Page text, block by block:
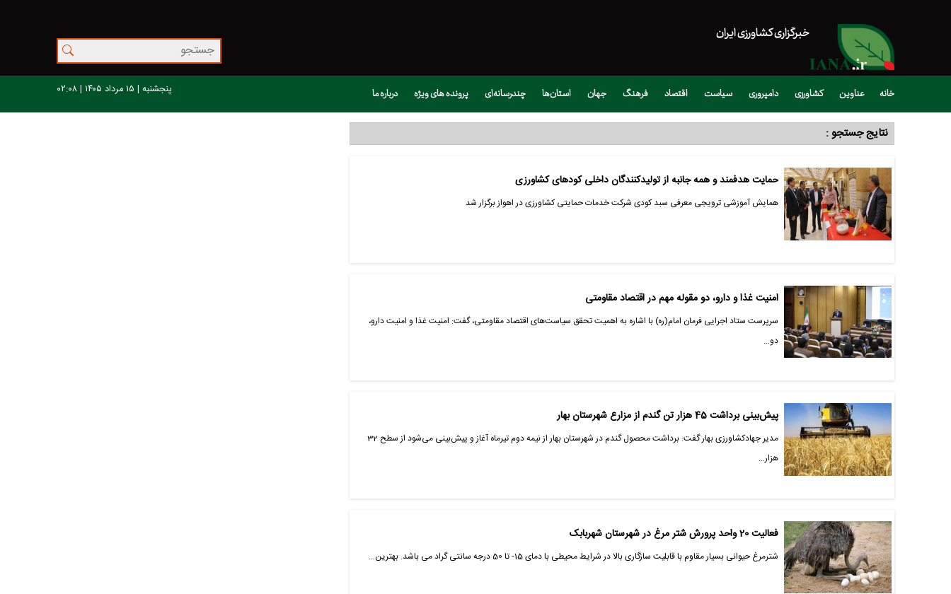
خبرگزاری کشاورزی ایران
خانه عناوین کشاورزی دامپروری سیاست اقتصاد فرهنگ جهان استان‌ها چندرسانه‌ای پرونده های ویژه درباره ما پنجشنبه | ۱۵ مرداد ۱۴۰۵ | ۰۲:۰۹
نتایج جستجو :
حمایت هدفمند و همه جانبه از تولیدکنندگان داخلی کودهای کشاورزی
همایش آموزشی ترویجی معرفی سبد کودی شرکت خدمات حمایتی کشاورزی در اهواز برگزار شد
امنیت غذا و دارو، دو مقوله مهم در اقتصاد مقاومتی
سرپرست ستاد اجرایی فرمان امام(ره) با اشاره به اهمیت تحقق سیاست‌های اقتصاد مقاومتی، گفت: امنیت غذا و امنیت دارو،
دو…
پیش‌بینی برداشت 45 هزار تن گندم از مزارع شهرستان بهار
مدیر جهادکشاورزی بهار گفت: برداشت محصول گندم در شهرستان بهار از نیمه دوم تیرماه آغاز و پیش‌بینی می‌شود از سطح 32
هزار…
فعالیت 20 واحد پرورش شتر مرغ در شهرستان شهربابک
شترمرغ حیوانی بسیار مقاوم با قابلیت سازگاری بالا در شرایط محیطی با دمای 15- تا 50 درجه سانتی گراد می باشد. بهترین…